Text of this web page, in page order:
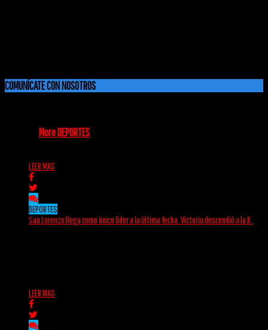
COMUNÍCATE CON NOSOTROS
More DEPORTES
LEER MAS
DEPORTES
San Lorenzo llega como único líder a la última fecha. Víctoria descendió a la B.
LEER MAS